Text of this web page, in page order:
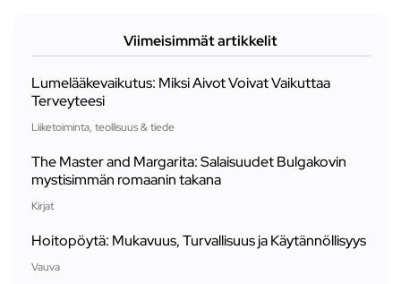
Viimeisimmät artikkelit
Lumelääkevaikutus: Miksi Aivot Voivat Vaikuttaa
Terveyteesi
Liiketoiminta, teollisuus & tiede
The Master and Margarita: Salaisuudet Bulgakovin
mystisimmän romaanin takana
Kirjat
Hoitopöytä: Mukavuus, Turvallisuus ja Käytännöllisyys
Vauva